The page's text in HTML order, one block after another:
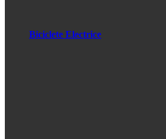
Biciclete Electrice